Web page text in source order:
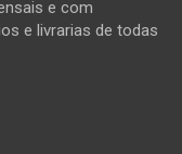
e com
e livrarias de todas